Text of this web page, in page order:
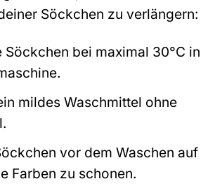
Söckchen zu verlängern:
Söckchen bei maximal 30°C in
mildes Waschmittel ohne
vor dem Waschen auf
Farben zu schonen.